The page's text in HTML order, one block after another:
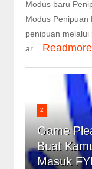
Modus baru
Modus Penipuan
penipuan
ar... Readmore
2
Game
Buat
Masuk